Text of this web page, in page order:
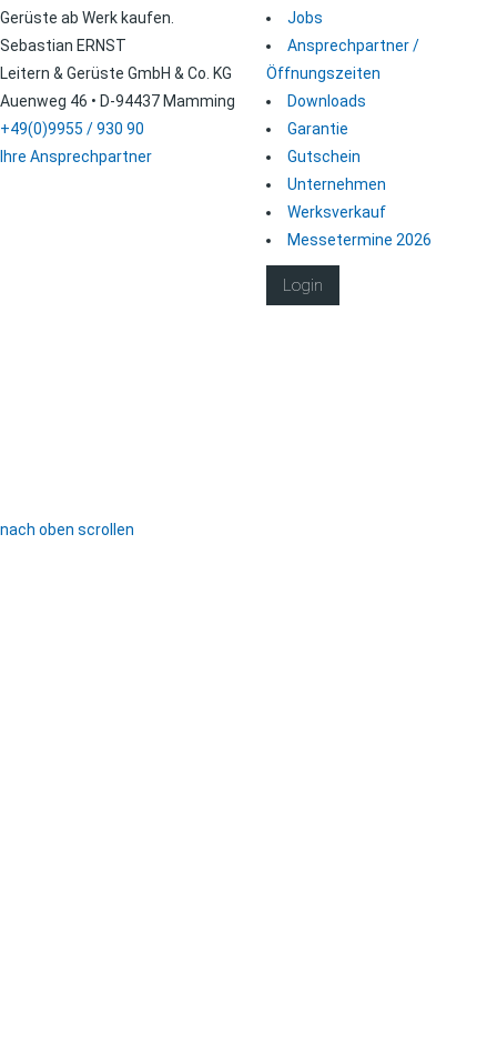
Sebastian ERNST
Leitern & Gerüste GmbH & Co. KG
Auenweg 46 • D-94437 Mamming
+49(0)9955 / 930 90
Ihre Ansprechpartner
Jobs
Ansprechpartner /
Öffnungszeiten
Downloads
Garantie
Gutschein
Unternehmen
Werksverkauf
Messetermine 2026
Login
nach oben scrollen